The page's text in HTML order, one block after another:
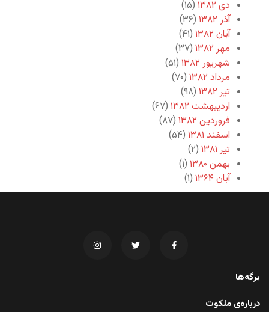
دی ۱۳۸۲
(۱۵)
آذر ۱۳۸۲
(۳۶)
آبان ۱۳۸۲
(۴۱)
مهر ۱۳۸۲
(۳۷)
شهریور ۱۳۸۲
(۵۱)
مرداد ۱۳۸۲
(۷۰)
تیر ۱۳۸۲
(۹۸)
اردیبهشت ۱۳۸۲
(۶۷)
فروردین ۱۳۸۲
(۸۷)
اسفند ۱۳۸۱
(۵۴)
تیر ۱۳۸۱
(۲)
بهمن ۱۳۸۰
(۱)
آبان ۱۳۶۴
(۱)
برگه‌ها
درباره‌ی ملکوت